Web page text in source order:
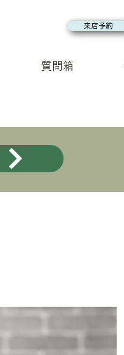
来店予約
質問箱